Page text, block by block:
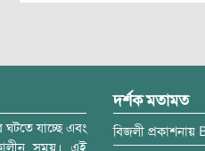
ঘটতে যাচ্ছে এবং
সময়। এই
দর্শক মতামত
বিজলী প্রকাশনায়